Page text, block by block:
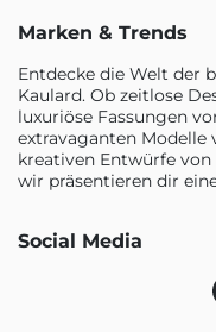
Marken & Trends
Entdecke die Welt der
Kaulard. Ob zeitlose
luxuriöse Fassungen
extravaganten Modelle
kreativen Entwürfe
wir präsentieren dir
Social Media